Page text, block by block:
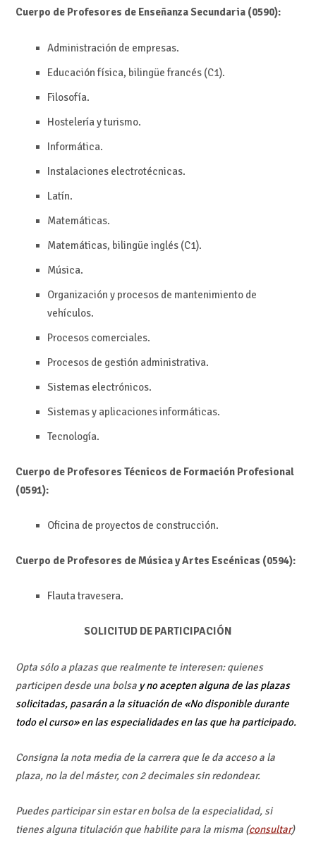
Cuerpo de Profesores de Enseñanza Secundaria (0590):
Administración de empresas.
Educación física, bilingüe francés (C1).
Filosofía.
Hostelería y turismo.
Informática.
Instalaciones electrotécnicas.
Latín.
Matemáticas.
Matemáticas, bilingüe inglés (C1).
Música.
Organización y procesos de mantenimiento de
vehículos.
Procesos comerciales.
Procesos de gestión administrativa.
Sistemas electrónicos.
Sistemas y aplicaciones informáticas.
Tecnología.
Cuerpo de Profesores Técnicos de Formación Profesional
(0591):
Oficina de proyectos de construcción.
Cuerpo de Profesores de Música y Artes Escénicas (0594):
Flauta travesera.
SOLICITUD DE PARTICIPACIÓN
Opta sólo a plazas que realmente te interesen: quienes
participen desde una bolsa y no acepten alguna de las plazas
solicitadas, pasarán a la situación de «No disponible durante
todo el curso» en las especialidades en las que ha participado.
Consigna la nota media de la carrera que le da acceso a la
plaza, no la del máster, con 2 decimales sin redondear.
Puedes participar sin estar en bolsa de la especialidad, si
tienes alguna titulación que habilite para la misma (consultar)